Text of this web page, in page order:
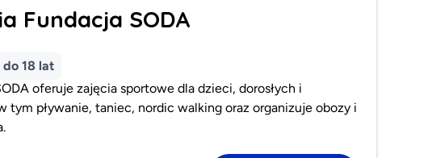
Fundacja SODA
18 lat
oferuje zajęcia sportowe dla dzieci, dorosłych i
tym pływanie, taniec, nordic walking oraz organizuje obozy i